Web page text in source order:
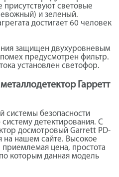
присутствуют световые
и зеленый.
достигает 60 человек
защищен двухуровневым
предусмотрен фильтр.
установлен светофор.
Гарретт
системы безопасности
детектирования. С
досмотровый Garrett PD-
на нашем сайте. Высокое
цена, простота
которым данная модель